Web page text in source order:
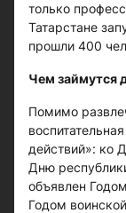
только
Татарстане
прошли 400
Чем займутся
Помимо
действий»: ко
Дню
объявлен
Годом